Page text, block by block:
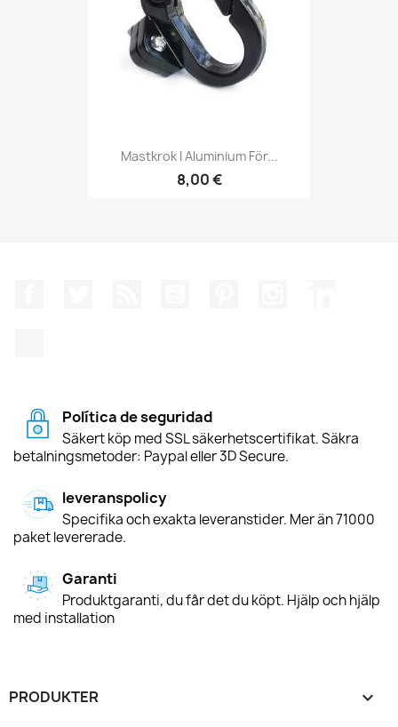
Mastkrok I Aluminium För...
8,00 €
Política de seguridad
Säkert köp med SSL säkerhetscertifikat. Säkra
betalningsmetoder: Paypal eller 3D Secure.
leveranspolicy
Specifika och exakta leveranstider. Mer än 71000
paket levererade.
Garanti
Produktgaranti, du får det du köpt. Hjälp och hjälp
med installation
PRODUKTER 